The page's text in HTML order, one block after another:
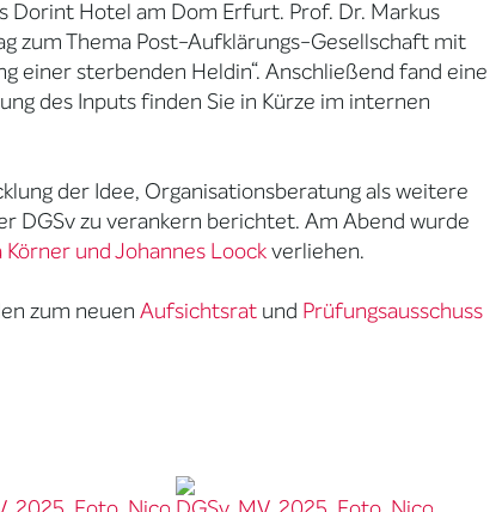
Dorint Hotel am Dom Erfurt. Prof. Dr. Markus
zum Thema Post-Aufklärungs-Gesellschaft mit
einer sterbenden Heldin“. Anschließend fand eine
des Inputs finden Sie in Kürze im internen
der Idee, Organisationsberatung als weitere
DGSv zu verankern berichtet. Am Abend wurde
Körner und Johannes Loockverliehen.
zum neuen Aufsichtsrat und Prüfungsausschuss